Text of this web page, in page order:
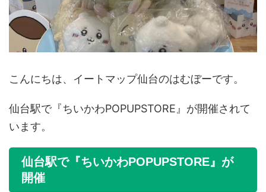
こんにちは、イートマップ仙台のはむぼーです。
仙台駅で『ちいかわPOPUPSTORE』が開催されて
います。
仙台駅で『ちいかわPOPUPSTORE』が
開催